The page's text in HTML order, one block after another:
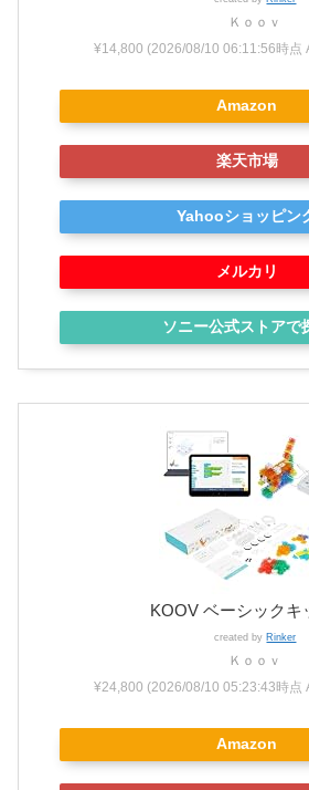
Ｋｏｏｖ
¥14,800 (2026/08/10 06:11:56時点
Amazon
楽天市場
Yahooショッピン
メルカリ
ソニー公式ストアで
KOOV ベーシックキ
created by Rinker
Ｋｏｏｖ
¥24,800 (2026/08/10 05:23:43時点
Amazon